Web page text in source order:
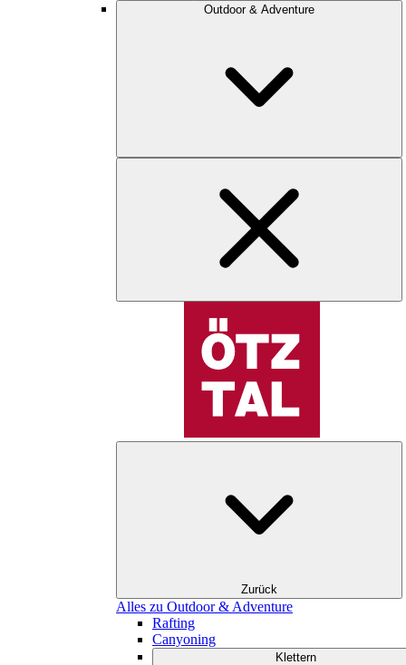
Outdoor & Adventure
Zurück
Alles zu Outdoor & Adventure
Rafting
Canyoning
Klettern